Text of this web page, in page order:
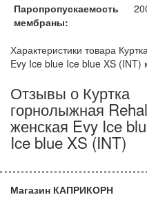
Паропропускаемость
мембраны:
Характеристики товара
Evy Ice blue Ice blue XS (INT)
Отзывы о Куртка
горнолыжная
женская Evy Ice
Ice blue XS (INT)
Магазин КАПРИКОРН